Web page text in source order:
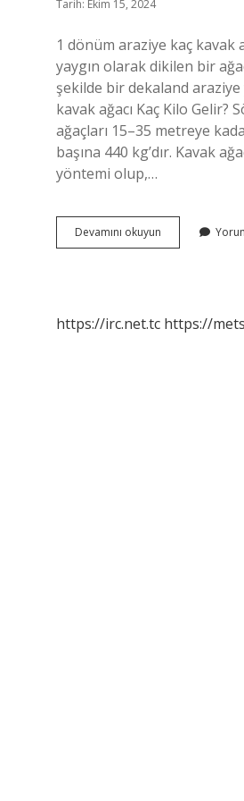
Tarih: Ekim 15, 2024
1 dönüm araziye kaç kavak
yaygın olarak dikilen bir
şekilde bir dekaland
kavak ağacı Kaç Kilo Gelir?
ağaçları 15–35 metreye
başına 440 kg’dır. Kavak
yöntemi olup,…
Devamını okuyun
Kavağı
https://irc.net.tc https://